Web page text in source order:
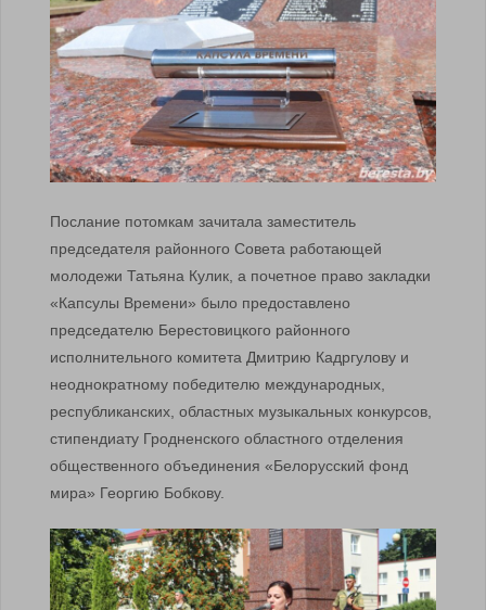
Послание потомкам зачитала заместитель
председателя районного Совета работающей
молодежи Татьяна Кулик, а почетное право закладки
«Капсулы Времени» было предоставлено
председателю Берестовицкого районного
исполнительного комитета Дмитрию Кадргулову и
неоднократному победителю международных,
республиканских, областных музыкальных конкурсов,
стипендиату Гродненского областного отделения
общественного объединения «Белорусский фонд
мира» Георгию Бобкову.